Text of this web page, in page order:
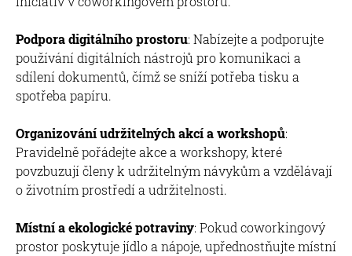
Podpora digitálního prostoru: Nabízejte a podporujte
používání digitálních nástrojů pro komunikaci a
sdílení dokumentů, čímž se sníží potřeba tisku a
spotřeba papíru.
Organizování udržitelných akcí a workshopů:
Pravidelně pořádejte akce a workshopy, které
povzbuzují členy k udržitelným návykům a vzdělávají
o životním prostředí a udržitelnosti.
Místní a ekologické potraviny: Pokud coworkingový
prostor poskytuje jídlo a nápoje, upřednostňujte místní